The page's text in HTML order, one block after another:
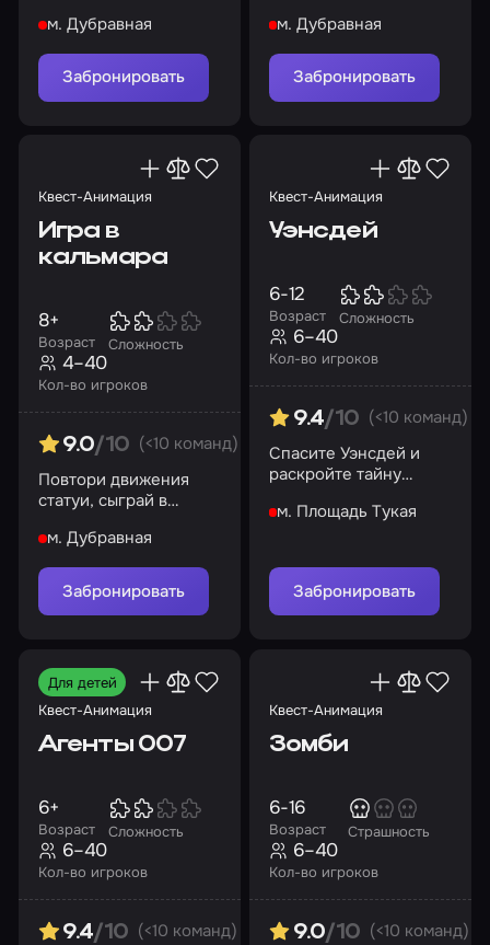
м. Дубравная
Забронировать
м. Дубравная
Забронировать
Квест-Анимация
Игра в
кальмара
Возраст
8+
Сложность
Кол-во игроков
4–40
9.0/10 (<10 команд)
Повтори движения
статуи, сыграй в
попробуй сахарные соты
м. Дубравная
Забронировать
Квест-Анимация
Уэнсдей
Возраст
6-12
Сложность
Кол-во игроков
6–40
9.4/10 (<10 команд)
Спасите Уэнсдей и
раскройте тайну
происшествий
м. Площадь Тукая
Забронировать
Для детей
Квест-Анимация
Агенты 007
Возраст
6+
Сложность
Кол-во игроков
6–40
9.4/10 (<10 команд)
Квест-Анимация
Зомби
Возраст
6-16
Страшность
Кол-во игроков
6–40
9.0/10 (<10 команд)